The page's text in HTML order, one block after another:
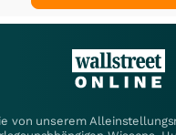
von unserem